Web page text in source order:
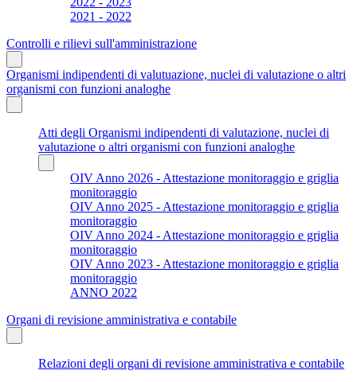
2021 - 2022
Controlli e rilievi sull'amministrazione
Organismi indipendenti di valutuazione, nuclei di valutazione o altri
organismi con funzioni analoghe
Atti degli Organismi indipendenti di valutazione, nuclei di
valutazione o altri organismi con funzioni analoghe
OIV Anno 2026 - Attestazione monitoraggio e griglia
monitoraggio
OIV Anno 2025 - Attestazione monitoraggio e griglia
monitoraggio
OIV Anno 2024 - Attestazione monitoraggio e griglia
monitoraggio
OIV Anno 2023 - Attestazione monitoraggio e griglia
monitoraggio
ANNO 2022
Organi di revisione amministrativa e contabile
Relazioni degli organi di revisione amministrativa e contabile